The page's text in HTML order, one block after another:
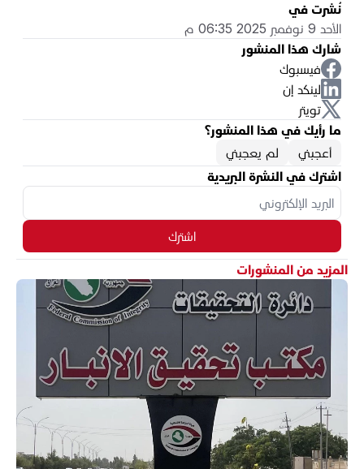
نُشرت في
الأحد 9 نوفمبر 2025 06:35 م
شارك هذا المنشور
فيسبوك
لينكد إن
تويتر
ما رأيك في هذا المنشور؟
أعجبني
لم يعجبني
اشترك في النشرة البريدية
اشترك
المزيد من المنشورات